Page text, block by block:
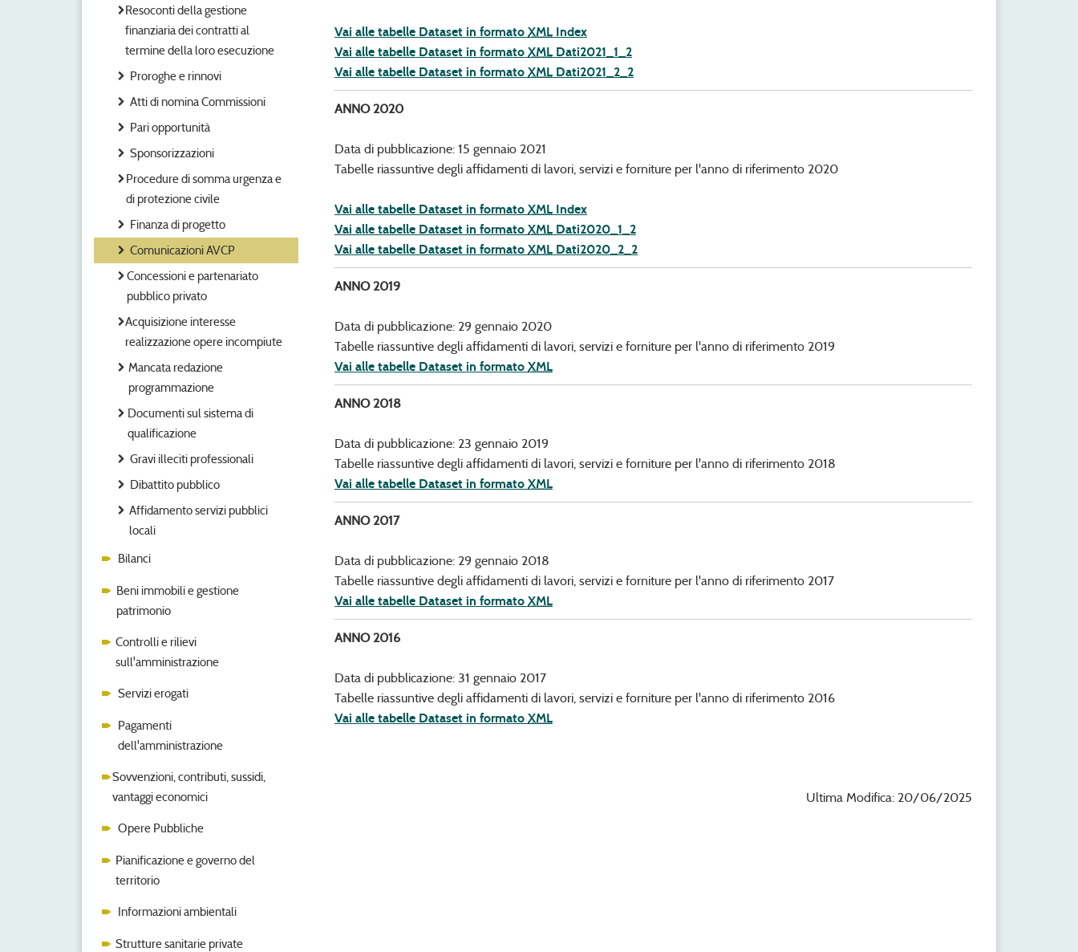
Resoconti della gestione
finanziaria dei contratti al
termine della loro esecuzione
Proroghe e rinnovi
Atti di nomina Commissioni
Pari opportunità
Sponsorizzazioni
Procedure di somma urgenza e
di protezione civile
Finanza di progetto
Comunicazioni AVCP
Concessioni e partenariato
pubblico privato
Acquisizione interesse
realizzazione opere incompiute
Mancata redazione
programmazione
Documenti sul sistema di
qualificazione
Gravi illeciti professionali
Dibattito pubblico
Affidamento servizi pubblici
locali
Bilanci
Beni immobili e gestione
patrimonio
Controlli e rilievi
sull'amministrazione
Servizi erogati
Pagamenti
dell'amministrazione
Sovvenzioni, contributi, sussidi,
vantaggi economici
Opere Pubbliche
Pianificazione e governo del
territorio
Informazioni ambientali
Strutture sanitarie private
Vai alle tabelle Dataset in formato XML Index
Vai alle tabelle Dataset in formato XML Dati2021_1_2
Vai alle tabelle Dataset in formato XML Dati2021_2_2
ANNO 2020
Data di pubblicazione: 15 gennaio 2021
Tabelle riassuntive degli affidamenti di lavori, servizi e forniture per l'anno di riferimento 2020
Vai alle tabelle Dataset in formato XML Index
Vai alle tabelle Dataset in formato XML Dati2020_1_2
Vai alle tabelle Dataset in formato XML Dati2020_2_2
ANNO 2019
Data di pubblicazione: 29 gennaio 2020
Tabelle riassuntive degli affidamenti di lavori, servizi e forniture per l'anno di riferimento 2019
Vai alle tabelle Dataset in formato XML
ANNO 2018
Data di pubblicazione: 23 gennaio 2019
Tabelle riassuntive degli affidamenti di lavori, servizi e forniture per l'anno di riferimento 2018
Vai alle tabelle Dataset in formato XML
ANNO 2017
Data di pubblicazione: 29 gennaio 2018
Tabelle riassuntive degli affidamenti di lavori, servizi e forniture per l'anno di riferimento 2017
Vai alle tabelle Dataset in formato XML
ANNO 2016
Data di pubblicazione: 31 gennaio 2017
Tabelle riassuntive degli affidamenti di lavori, servizi e forniture per l'anno di riferimento 2016
Vai alle tabelle Dataset in formato XML
Ultima Modifica: 20/06/2025